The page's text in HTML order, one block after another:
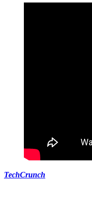
TechCrunch